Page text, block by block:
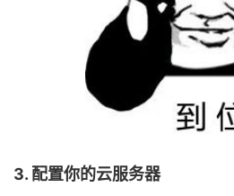
3. 配置你的云服务器